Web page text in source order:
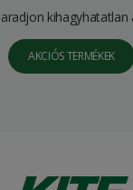
kihagyhatatlan
AKCIÓS TERMÉKEK